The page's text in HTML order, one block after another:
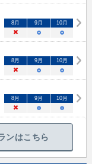
8月 9月 10月
× ○ ○
8月 9月 10月
× ○ ○
8月 9月 10月
× ○ ○
ンはこちら